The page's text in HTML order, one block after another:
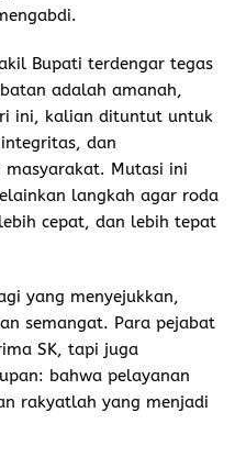
Bupati terdengar tegas
adalah amanah,
ini, kalian dituntut untuk
dan
Mutasi ini
langkah agar roda
cepat, dan lebih tepat
yang menyejukkan,
semangat. Para pejabat
SK, tapi juga
bahwa pelayanan
rakyatlah yang menjadi